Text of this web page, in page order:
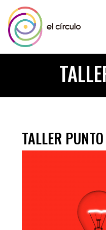
TALLER PUNTO